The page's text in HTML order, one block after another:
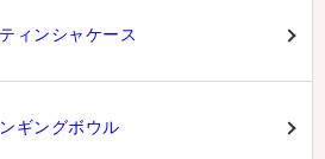
ィンシャケース
ギングボウル